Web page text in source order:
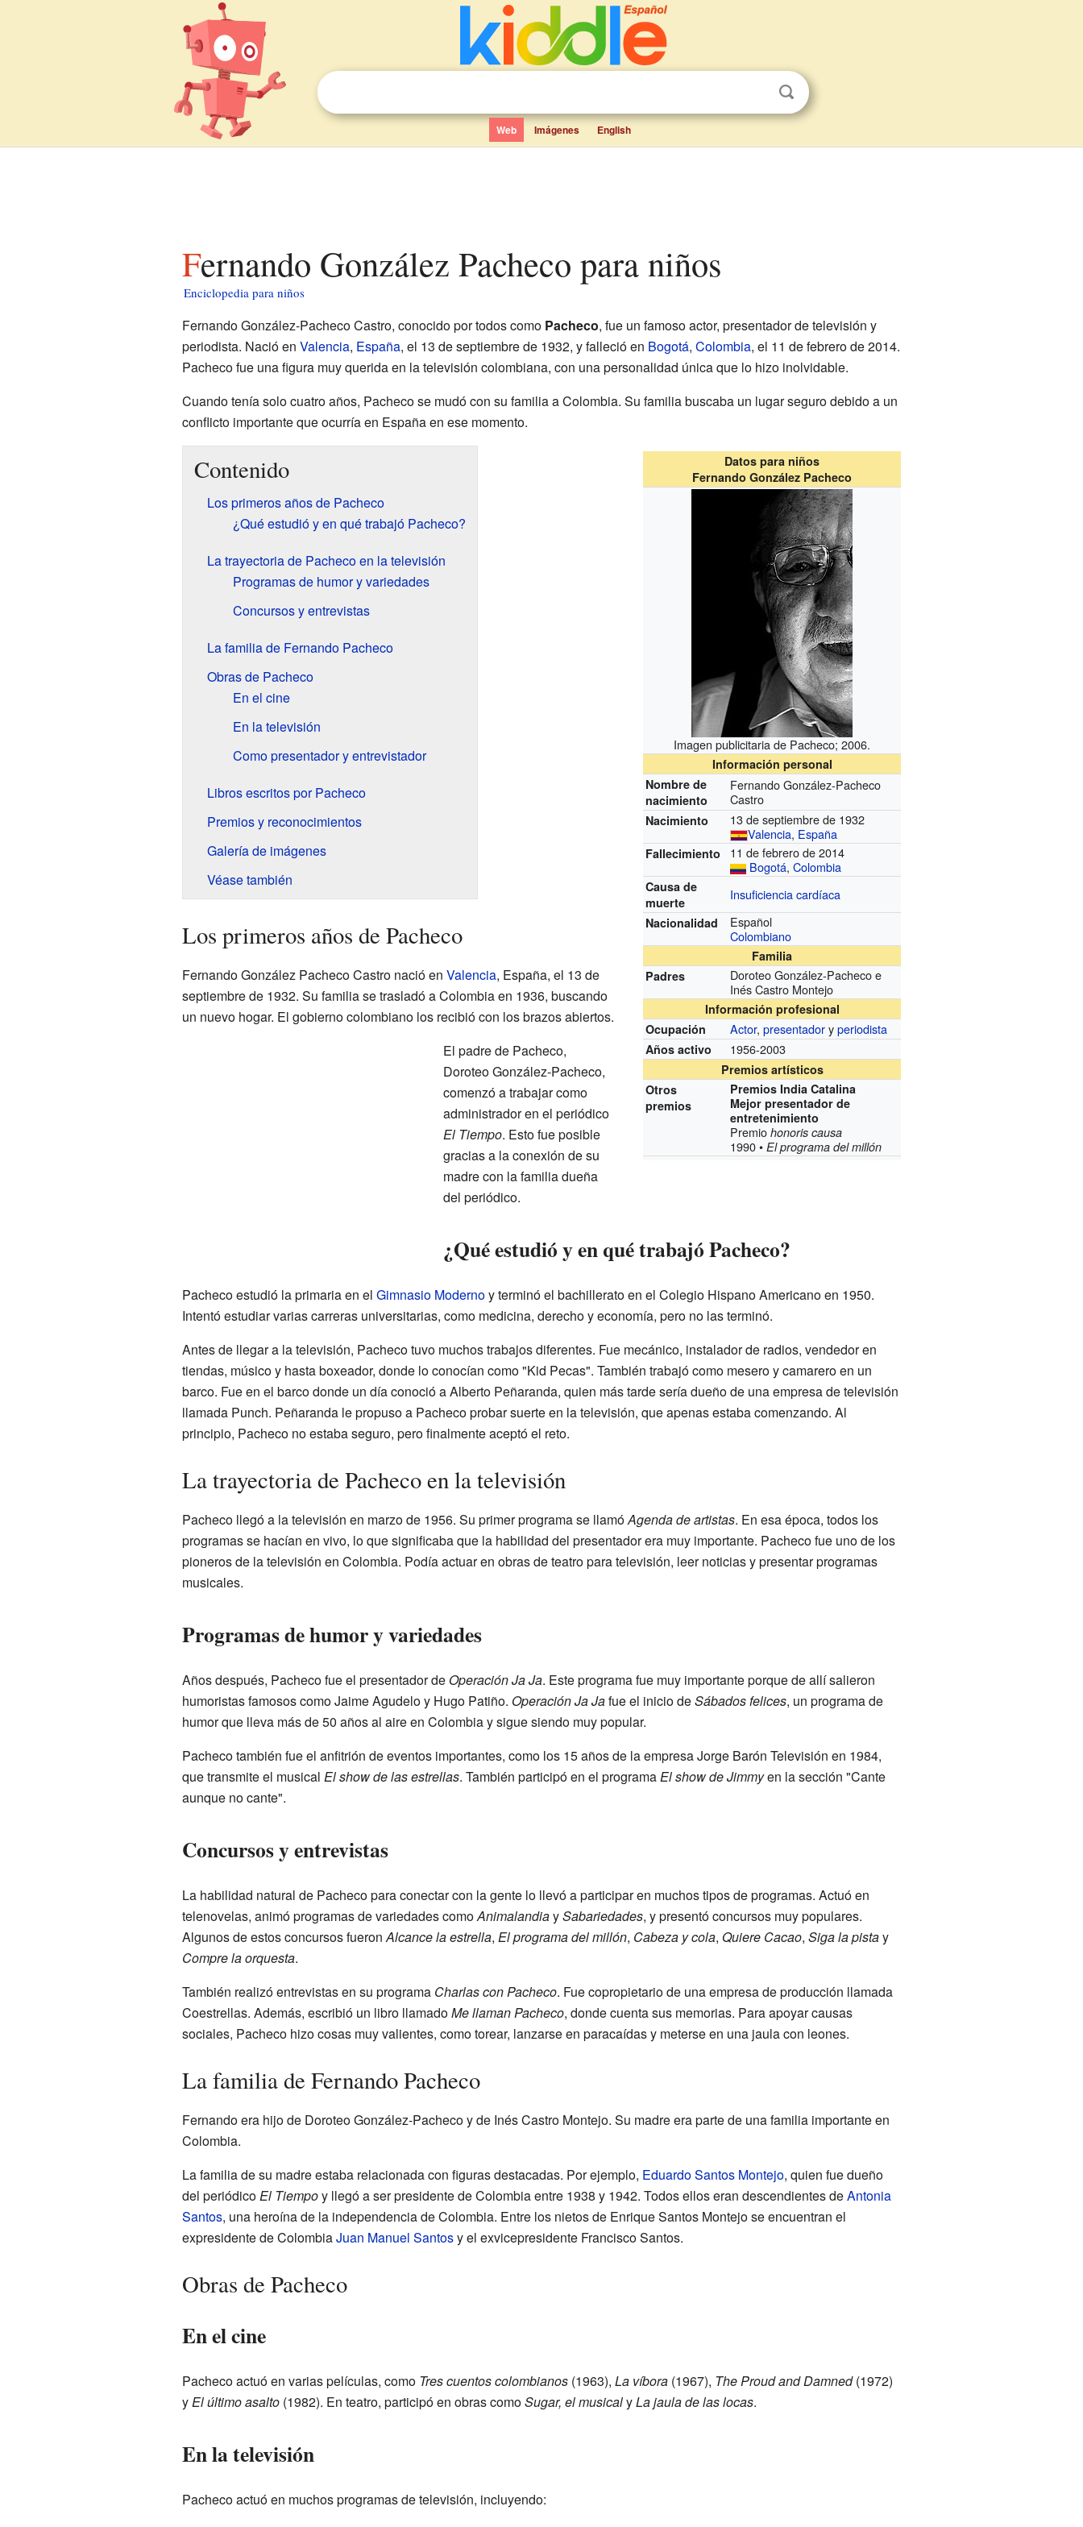
Web Imágenes English
Fernando González Pacheco para niños
Enciclopedia para niños
Fernando González-Pacheco Castro, conocido por todos como Pacheco, fue un famoso actor, presentador de televisión y
periodista. Nació en Valencia, España, el 13 de septiembre de 1932, y falleció en Bogotá, Colombia, el 11 de febrero de 2014.
Pacheco fue una figura muy querida en la televisión colombiana, con una personalidad única que lo hizo inolvidable.
Cuando tenía solo cuatro años, Pacheco se mudó con su familia a Colombia. Su familia buscaba un lugar seguro debido a un
conflicto importante que ocurría en España en ese momento.
Datos para niños
Fernando González Pacheco
Imagen publicitaria de Pacheco; 2006.
Información personal
Nombre de
nacimiento
Fernando González-Pacheco
Castro
Nacimiento
13 de septiembre de 1932
Valencia, España
Fallecimiento
11 de febrero de 2014
Bogotá,Colombia
Causa de
muerte
Insuficiencia cardíaca
Nacionalidad
Español
Colombiano
Familia
Padres
Doroteo González-Pacheco e
Inés Castro Montejo
Información profesional
Ocupación
Actor,presentadoryperiodista
Años activo 1956-2003
Premios artísticos
Otros
premios
Premios India Catalina
Mejor presentador de
entretenimiento
Premiohonoris causa
1990 •El programa del millón
Contenido
Los primeros años de Pacheco
¿Qué estudió y en qué trabajó Pacheco?
La trayectoria de Pacheco en la televisión
Programas de humor y variedades
Concursos y entrevistas
La familia de Fernando Pacheco
Obras de Pacheco
En el cine
En la televisión
Como presentador y entrevistador
Libros escritos por Pacheco
Premios y reconocimientos
Galería de imágenes
Véase también
Los primeros años de Pacheco
Fernando González Pacheco Castro nació en Valencia, España, el 13 de
septiembre de 1932. Su familia se trasladó a Colombia en 1936, buscando
un nuevo hogar. El gobierno colombiano los recibió con los brazos abiertos.
El padre de Pacheco,
Doroteo González-Pacheco,
comenzó a trabajar como
administrador en el periódico
El Tiempo. Esto fue posible
gracias a la conexión de su
madre con la familia dueña
del periódico.
¿Qué estudió y en qué trabajó Pacheco?
Pacheco estudió la primaria en el Gimnasio Modernoy terminó el bachillerato en el Colegio Hispano Americano en 1950.
Intentó estudiar varias carreras universitarias, como medicina, derecho y economía, pero no las terminó.
Antes de llegar a la televisión, Pacheco tuvo muchos trabajos diferentes. Fue mecánico, instalador de radios, vendedor en
tiendas, músico y hasta boxeador, donde lo conocían como "Kid Pecas". También trabajó como mesero y camarero en un
barco. Fue en el barco donde un día conoció a Alberto Peñaranda, quien más tarde sería dueño de una empresa de televisión
llamada Punch. Peñaranda le propuso a Pacheco probar suerte en la televisión, que apenas estaba comenzando. Al
principio, Pacheco no estaba seguro, pero finalmente aceptó el reto.
La trayectoria de Pacheco en la televisión
Pacheco llegó a la televisión en marzo de 1956. Su primer programa se llamóAgenda de artistas. En esa época, todos los
programas se hacían en vivo, lo que significaba que la habilidad del presentador era muy importante. Pacheco fue uno de los
pioneros de la televisión en Colombia. Podía actuar en obras de teatro para televisión, leer noticias y presentar programas
musicales.
Programas de humor y variedades
Años después, Pacheco fue el presentador de Operación Ja Ja. Este programa fue muy importante porque de allí salieron
humoristas famosos como Jaime Agudelo y Hugo Patiño. Operación Ja Jafue el inicio deSábados felices, un programa de
humor que lleva más de 50 años al aire en Colombia y sigue siendo muy popular.
Pacheco también fue el anfitrión de eventos importantes, como los 15 años de la empresa Jorge Barón Televisión en 1984,
que transmite el musical El show de las estrellas. También participó en el programaEl show de Jimmyen la sección "Cante
aunque no cante".
Concursos y entrevistas
La habilidad natural de Pacheco para conectar con la gente lo llevó a participar en muchos tipos de programas. Actuó en
telenovelas, animó programas de variedades comoAnimalandiaySabariedades, y presentó concursos muy populares.
Algunos de estos concursos fueronAlcance la estrella, El programa del millón, Cabeza y cola, Quiere Cacao, Siga la pistay
Compre la orquesta.
También realizó entrevistas en su programa Charlas con Pacheco. Fue copropietario de una empresa de producción llamada
Coestrellas. Además, escribió un libro llamadoMe llaman Pacheco, donde cuenta sus memorias. Para apoyar causas
sociales, Pacheco hizo cosas muy valientes, como torear, lanzarse en paracaídas y meterse en una jaula con leones.
La familia de Fernando Pacheco
Fernando era hijo de Doroteo González-Pacheco y de Inés Castro Montejo. Su madre era parte de una familia importante en
Colombia.
La familia de su madre estaba relacionada con figuras destacadas. Por ejemplo, Eduardo Santos Montejo, quien fue dueño
del periódicoEl Tiempoy llegó a ser presidente de Colombia entre 1938 y 1942. Todos ellos eran descendientes deAntonia
Santos, una heroína de la independencia de Colombia. Entre los nietos de Enrique Santos Montejo se encuentran el
expresidente de ColombiaJuan Manuel Santosy el exvicepresidente Francisco Santos.
Obras de Pacheco
En el cine
Pacheco actuó en varias películas, como Tres cuentos colombianos(1963), La víbora(1967), The Proud and Damned(1972)
yEl último asalto(1982). En teatro, participó en obras comoSugar, el musicalyLa jaula de las locas.
En la televisión
Pacheco actuó en muchos programas de televisión, incluyendo: